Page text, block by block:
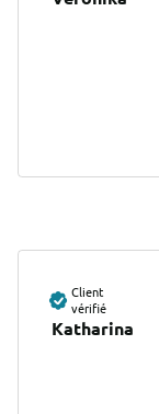
Client
vérifié
Katharina